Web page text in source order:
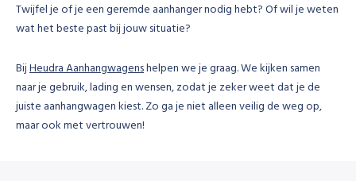
Twijfel je of je een geremde aanhanger nodig hebt? Of wil je weten
wat het beste past bij jouw situatie?
BijHeudra Aanhangwagenshelpen we je graag. We kijken samen
naar je gebruik, lading en wensen, zodat je zeker weet dat je de
juiste aanhangwagen kiest. Zo ga je niet alleen veilig de weg op,
maar ook met vertrouwen!